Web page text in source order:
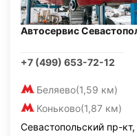
Автосервис
+7 (499) 653-72-12
Беляево(1,59 км)
Коньково(1,87 км)
Севастопольский пр-